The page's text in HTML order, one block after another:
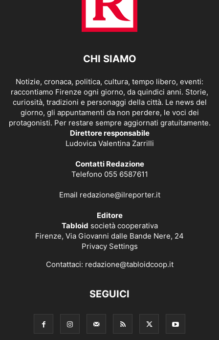
CHI SIAMO
Notizie, cronaca, politica, cultura, tempo libero, eventi:
raccontiamo Firenze ogni giorno, da quindici anni. Storie,
curiosità, tradizioni e personaggi della città. Le news del
giorno, gli appuntamenti da non perdere, le voci dei
protagonisti. Per restare sempre aggiornati gratuitamente.
Direttore responsabile
Ludovica Valentina Zarrilli
Contatti Redazione
Telefono 055 6587611
Email redazione@ilreporter.it
Editore
Tabloid società cooperativa
Firenze, Via Giovanni dalle Bande Nere, 24
Privacy Settings
Contattaci: redazione@tabloidcoop.it
SEGUICI